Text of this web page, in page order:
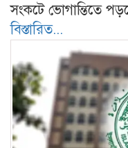
সংকটে ভোগান্তিতে
বিস্তারিত...